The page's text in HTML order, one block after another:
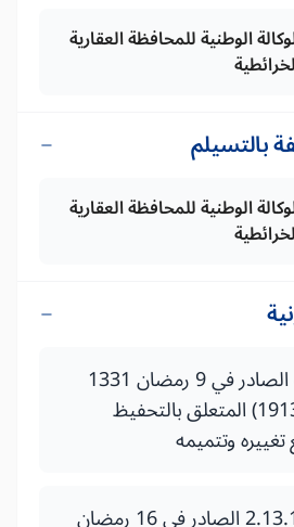
الوطنية للمحافظة العقارية
بالتسيلم
الوطنية للمحافظة العقارية
الظهير الشريف الصادر في 9 رمضان 1331
(12 أغسطس 1913) المتعلق بالتحفيظ
وتتميمه
المرسوم رقم 2.13.18 الصادر في 16 رمضان